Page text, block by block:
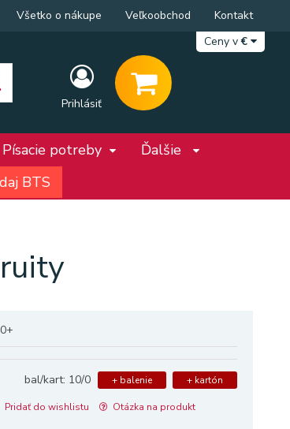
Prihlásiť
Všetko o nákupe Veľkoobchod
Kontakt
Ceny v€
Písacie potreby
Ďalšie
BTS
bal/kart: 10/0 + balenie + kartón
Pridať do wishlistu Otázka na produkt